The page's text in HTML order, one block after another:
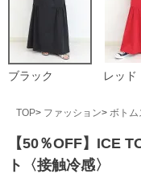
ブラック レッド
TOP ファッション ボトム
【50％OFF】ICE
ト〈接触冷感〉